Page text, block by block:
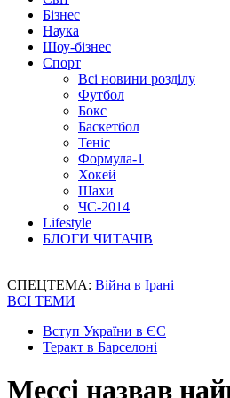
Бізнес
Наука
Шоу-бізнес
Спорт
Всі новини розділу
Футбол
Бокс
Баскетбол
Теніс
Формула-1
Хокей
Шахи
ЧС-2014
Lifestyle
БЛОГИ ЧИТАЧІВ
СПЕЦТЕМА: Війна в Ірані
ВСІ ТЕМИ
Вступ України в ЄС
Теракт в Барселоні
Мессі назвав